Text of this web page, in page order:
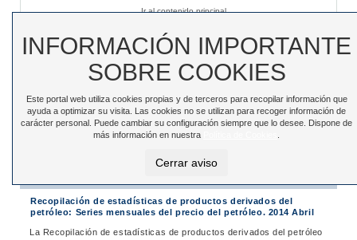
Ir al contenido principal
Toggle
navigation
Recopilación de estadísticas de productos derivados del
petróleo: Series mensuales del precio del petróleo. 2014 Abril
La Recopilación de estadísticas de productos derivados del petróleo
INFORMACIÓN IMPORTANTE
SOBRE COOKIES
Este portal web utiliza cookies propias y de terceros para recopilar información que
ayuda a optimizar su visita. Las cookies no se utilizan para recoger información de
carácter personal. Puede cambiar su configuración siempre que lo desee. Dispone de
más información en nuestra
Cerrar aviso